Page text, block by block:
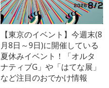
【東京のイベント】今週末(8
月8日～9日)に開催している
夏休みイベント！「オルタ
ナティブG」や「はてな展」
など注目のおでかけ情報